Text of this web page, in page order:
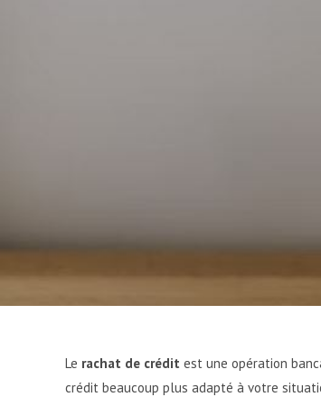
Le rachat de crédit est une opération
crédit beaucoup plus adapté à votre